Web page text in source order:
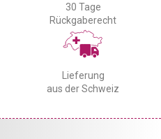
30 Tage
Rückgaberecht
Lieferung
aus der Schweiz